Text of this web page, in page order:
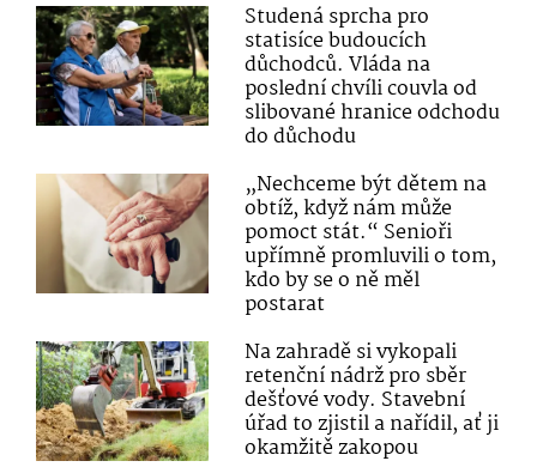
Studená sprcha pro
statisíce budoucích
důchodců. Vláda na
poslední chvíli couvla od
slibované hranice odchodu
do důchodu
„Nechceme být dětem na
obtíž, když nám může
pomoct stát.“ Senioři
upřímně promluvili o tom,
kdo by se o ně měl
postarat
Na zahradě si vykopali
retenční nádrž pro sběr
dešťové vody. Stavební
úřad to zjistil a nařídil, ať ji
okamžitě zakopou